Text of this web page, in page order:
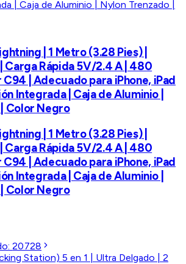
| 1 Metro (3.28 Pies) |
Carga Rápida 5V/2.4 A | 480
| Adecuado para iPhone, iPad
Integrada | Caja de Aluminio |
Color Negro
| 1 Metro (3.28 Pies) |
Carga Rápida 5V/2.4 A | 480
| Adecuado para iPhone, iPad
Integrada | Caja de Aluminio |
Color Negro
20728